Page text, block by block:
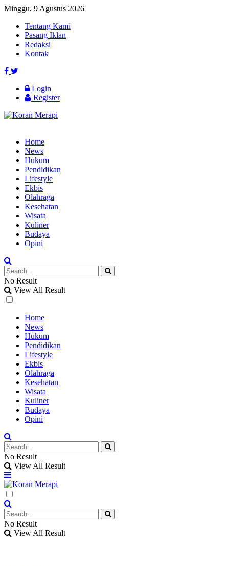
Minggu, 9 Agustus 2026
Tentang Kami
Pasang Iklan
Redaksi
Kontak
Login
Register
Home
News
Hukum
Pendidikan
Lifestyle
Ekbis
Olahraga
Kesehatan
Wisata
Kuliner
Budaya
Opini
No Result
View All Result
Home
News
Hukum
Pendidikan
Lifestyle
Ekbis
Olahraga
Kesehatan
Wisata
Kuliner
Budaya
Opini
No Result
View All Result
No Result
View All Result